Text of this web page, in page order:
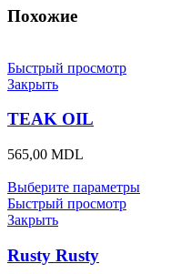
Похожие
Быстрый просмотр
Закрыть
TEAK OIL
565,00 MDL
Выберите параметры
Быстрый просмотр
Закрыть
Rusty Rusty